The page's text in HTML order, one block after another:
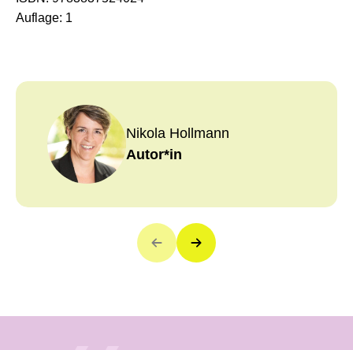
Auflage: 1
Nikola Hollmann
Autor*in